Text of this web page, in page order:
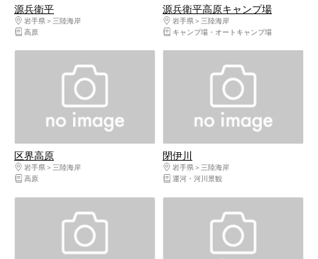
源兵衛平
岩手県
三陸海岸
高原
源兵衛平高原キャンプ場
岩手県
三陸海岸
キャンプ場・オートキャンプ場
区界高原
岩手県
三陸海岸
高原
閉伊川
岩手県
三陸海岸
運河・河川景観